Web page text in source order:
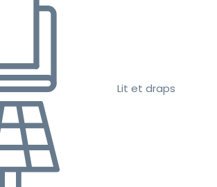
Lit et draps